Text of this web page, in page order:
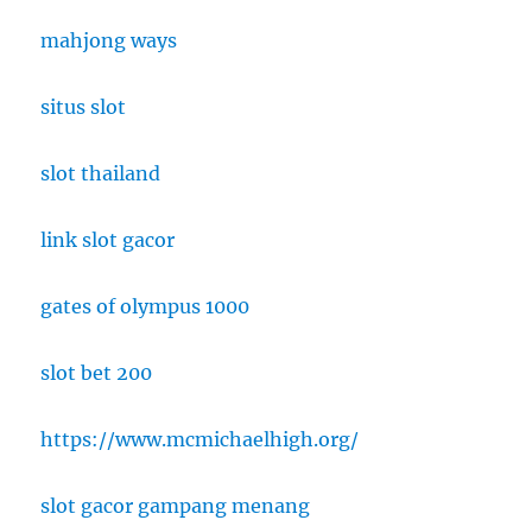
mahjong ways
situs slot
slot thailand
link slot gacor
gates of olympus 1000
slot bet 200
https://www.mcmichaelhigh.org/
slot gacor gampang menang